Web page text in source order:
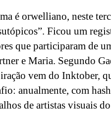
é orwelliano, neste
Ficou um
que participaram de
e Maria. Segundo
vem do Inktober,
anualmente, com
de artistas visuais